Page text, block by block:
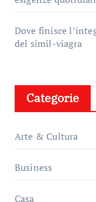
Dove finisce
del simil-viagra
Categorie
Arte & Cultura
Business
Casa